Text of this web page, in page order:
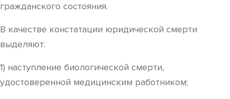
гражданского состояния.
В качестве констатации юридической смерти
выделяют:
1) наступление биологической смерти,
удостоверенной медицинским работником;